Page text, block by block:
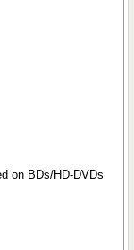
on BDs/HD-DVDs